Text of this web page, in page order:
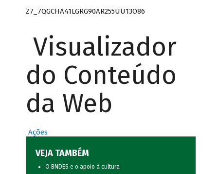
Z7_7QGCHA41LGRG90AR255UU13O86
Visualizador
do Conteúdo
da Web
Ações
VEJA TAMBÉM
O BNDES e o apoio à cultura